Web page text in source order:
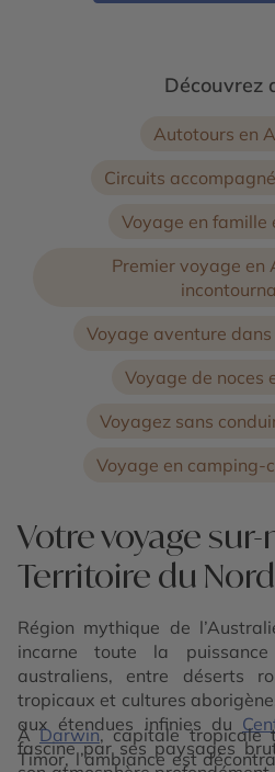
Découvrez
Autotours en
Circuits
Voyage en famille
Premier voyage en
Voyage aventure dans
Voyage de noces
Voyagez sans
Voyage en camping-
Votre voyage
Territoire du Nord
Région mythique de
incarne toute la
australiens, entre déserts
tropicaux et cultures
aux étendues infinies du
fascine par ses paysages
ÀDarwin, capitale tropicale
Timor, l’ambiance est